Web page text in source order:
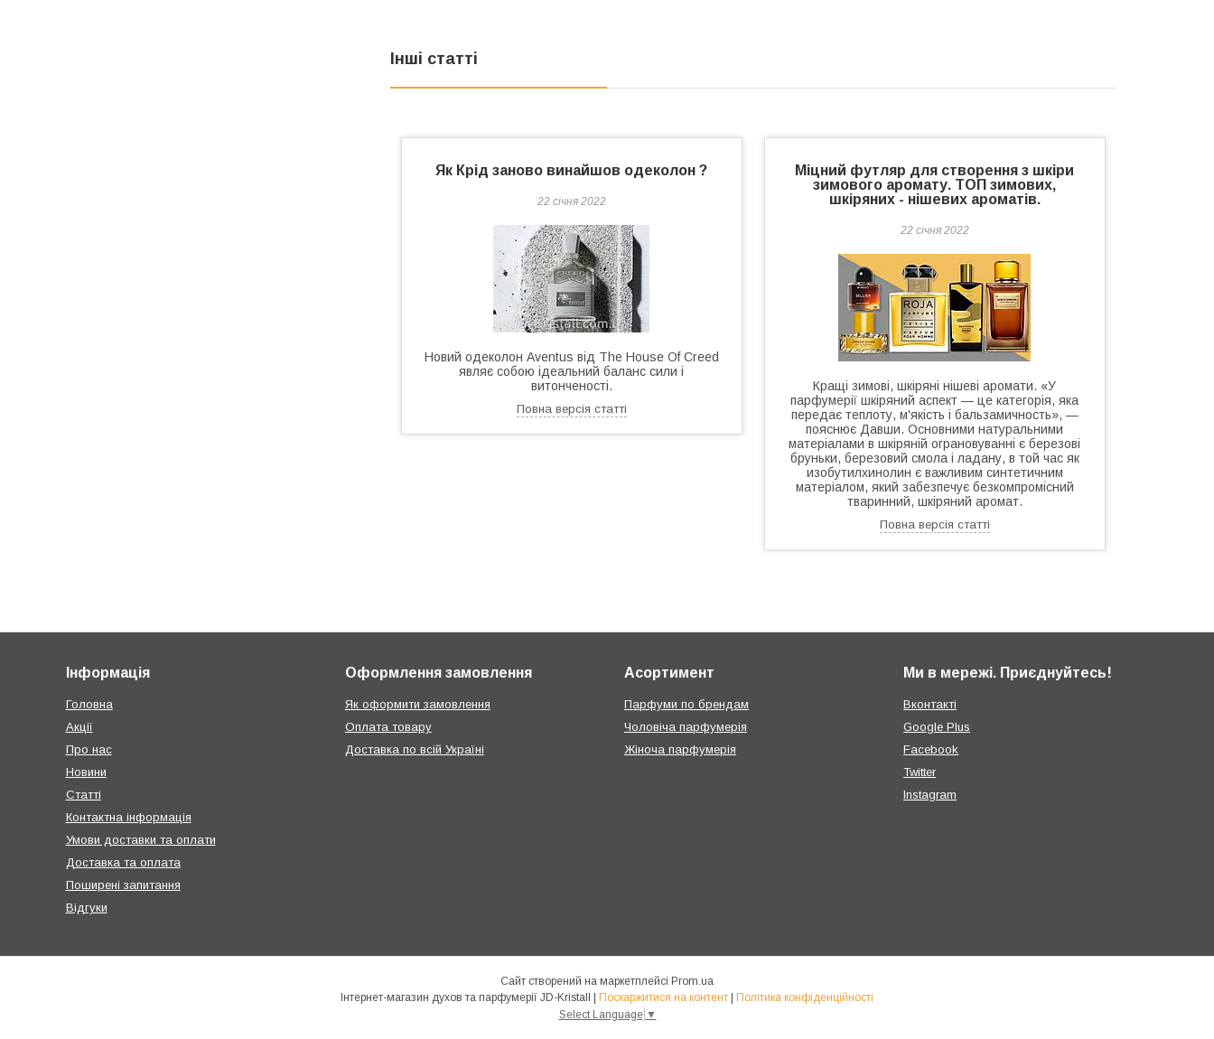
Інші статті
Як Крід заново винайшов одеколон ?
22 січня 2022
Новий одеколон Aventus від The House Of Creed
являє собою ідеальний баланс сили і
витонченості.
Повна версія статті
Міцний футляр для створення з шкіри
зимового аромату. ТОП зимових,
шкіряних - нішевих ароматів.
22 січня 2022
Кращі зимові, шкіряні нішеві аромати. «У
парфумерії шкіряний аспект — це категорія, яка
передає теплоту, м'якість і бальзамичность», —
пояснює Давши. Основними натуральними
матеріалами в шкіряній ограновуванні є березові
бруньки, березовий смола і ладану, в той час як
изобутилхинолин є важливим синтетичним
матеріалом, який забезпечує безкомпромісний
тваринний, шкіряний аромат.
Повна версія статті
Інформація
Головна
Акції
Про нас
Новини
Статті
Контактна інформація
Умови доставки та оплати
Доставка та оплата
Поширені запитання
Відгуки
Оформлення замовлення
Як оформити замовлення
Оплата товару
Доставка по всій Україні
Асортимент
Парфуми по брендам
Чоловіча парфумерія
Жіноча парфумерія
Ми в мережі. Приєднуйтесь!
Вконтакті
Google Plus
Facebook
Twitter
Instagram
Сайт створений на маркетплейсі Prom.ua
Поскаржитися на контент
Політика конфіденційності
Select Language ▼